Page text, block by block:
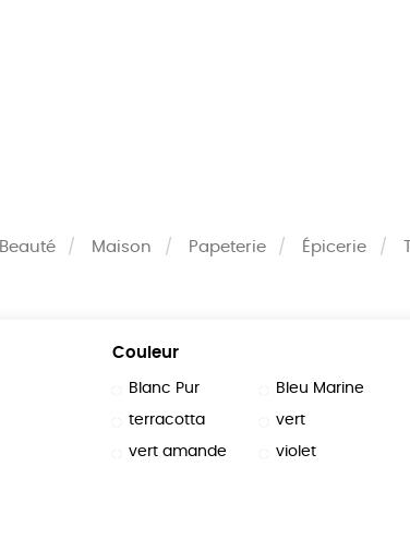
Beauté Maison Papeterie Épicerie
Couleur
Blanc Pur Bleu Marine
terracotta vert
vert amande violet